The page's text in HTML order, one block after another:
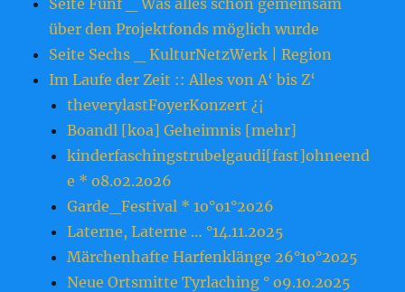
über den Projektfonds möglich wurde
Seite Sechs _ KulturNetzWerk | Region
Im Laufe der Zeit :: Alles von A‘ bis Z‘
theverylastFoyerKonzert ¿¡
Boandl [koa] Geheimnis [mehr]
kinderfaschingstrubelgaudi[fast]ohneend
e * o8.o2.2o26
Garde_Festival * 1o°o1°2o26
Laterne, Laterne … °14.11.2o25
Märchenhafte Harfenklänge 26°1o°2o25
Neue Ortsmitte Tyrlaching ° o9.1o.2o25